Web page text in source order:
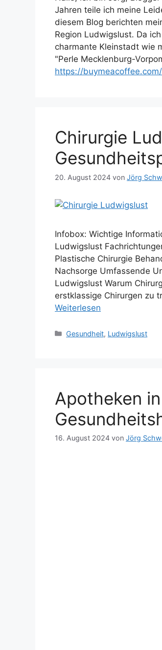
Jahren teile ich meine
diesem Blog berichten
Region Ludwigslust. Da
charmante Kleinstadt wie
"Perle Mecklenburg-
https://
Chirurgie
20. August 2024 von Jörg
Infobox: Wichtige
Ludwigslust
Plastische Chirurgie
Nachsorge Umfassende
Ludwigslust Warum
erstklassige Chirurgen zu
Weiterlesen
Kategorien
Gesundheit, Ludwigslust
Apotheken
16. August 2024 von Jörg